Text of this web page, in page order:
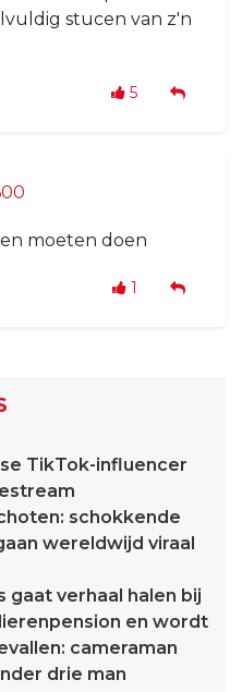
stucen van z'n
5
moeten doen
1
TikTok-influencer
schokkende
wereldwijd viraal
gaat verhaal halen bij
en wordt
cameraman
drie man